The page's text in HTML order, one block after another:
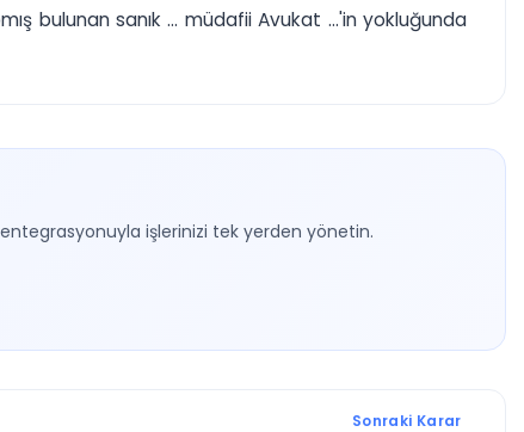
bulunan sanık ... müdafii Avukat ...'in yokluğunda
entegrasyonuyla işlerinizi tek yerden yönetin.
Sonraki Karar